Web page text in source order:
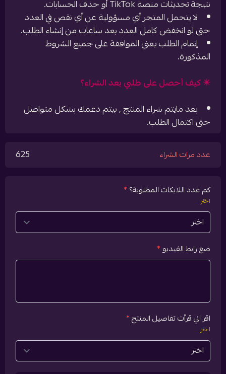
نتيجة تحديثات منصة TikTok أو حذف الحسابات.
لا يتحمل المتجر أي مسؤولية عن أي نقص في العدد
حتى لو انخفض كامل العدد بعد ساعات من إنشاء الطلب.
إتمام الطلب يعني الموافقة على جميع الشروط
المذكورة.
✴️ كيف أحصل على طلبي بعد الشراء؟
بعد مايتم شراء المنتج , بيتم دعمك بشكل متواصل
حتى اكتمال الطلب.
عدد مرات الشراء 625
كم عدد اللايكات المطلوبة؟ *
اختر
ضع رابط الفيديو*
اقر اني قرأت تفاصيل المنتج*
اختر